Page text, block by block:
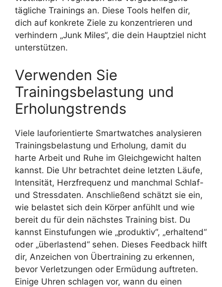
tägliche Trainings an. Diese Tools helfen dir,
dich auf konkrete Ziele zu konzentrieren und
verhindern „Junk Miles“, die dein Hauptziel nicht
unterstützen.
Verwenden Sie
Trainingsbelastung und
Erholungstrends
Viele lauforientierte Smartwatches analysieren
Trainingsbelastung und Erholung, damit du
harte Arbeit und Ruhe im Gleichgewicht halten
kannst. Die Uhr betrachtet deine letzten Läufe,
Intensität, Herzfrequenz und manchmal Schlaf-
und Stressdaten. Anschließend schätzt sie ein,
wie belastet sich dein Körper anfühlt und wie
bereit du für dein nächstes Training bist. Du
kannst Einstufungen wie „produktiv“, „erhaltend“
oder „überlastend“ sehen. Dieses Feedback hilft
dir, Anzeichen von Übertraining zu erkennen,
bevor Verletzungen oder Ermüdung auftreten.
Einige Uhren schlagen vor, wann du einen